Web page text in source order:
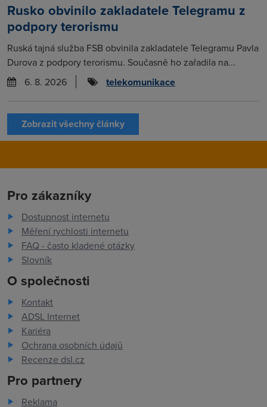
Rusko obvinilo zakladatele Telegramu z
podpory terorismu
Ruská tajná služba FSB obvinila zakladatele Telegramu Pavla
Durova z podpory terorismu. Současně ho zařadila na...
6. 8. 2026
telekomunikace
Zobrazit všechny články
Pro zákazníky
Dostupnost internetu
Měření rychlosti internetu
FAQ - často kladené otázky
Slovník
O společnosti
Kontakt
ADSL Internet
Kariéra
Ochrana osobních údajů
Recenze dsl.cz
Pro partnery
Reklama